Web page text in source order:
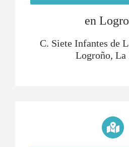
en
C. Siete Infantes de
Logroño, La